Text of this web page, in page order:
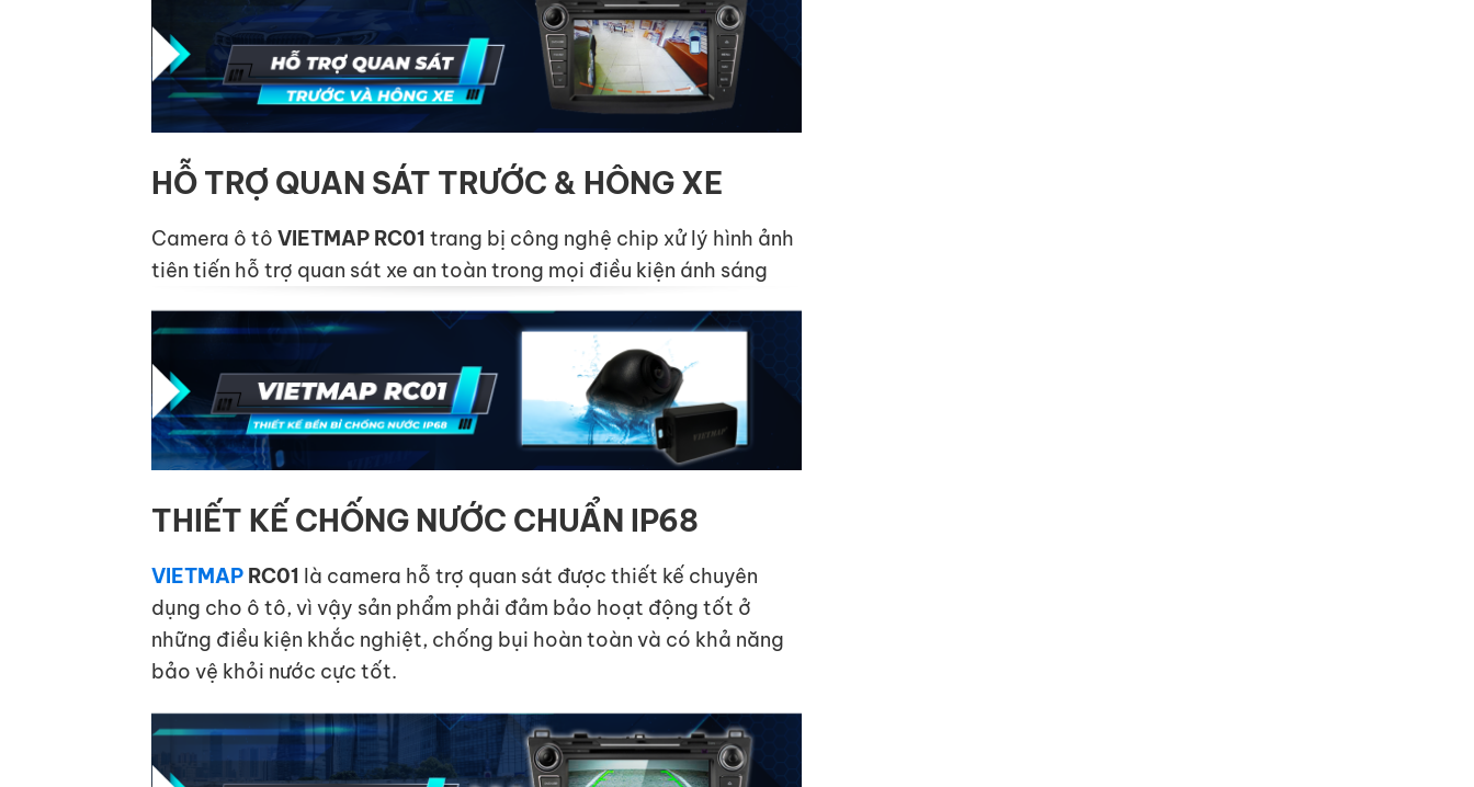
HỖ TRỢ QUAN SÁT TRƯỚC & HÔNG XE
Camera ô tô VIETMAP RC01 trang bị công nghệ chip xử lý hình ảnh
tiên tiến hỗ trợ quan sát xe an toàn trong mọi điều kiện ánh sáng
THIẾT KẾ CHỐNG NƯỚC CHUẨN IP68
VIETMAP RC01 là camera hỗ trợ quan sát được thiết kế chuyên
dụng cho ô tô, vì vậy sản phẩm phải đảm bảo hoạt động tốt ở
những điều kiện khắc nghiệt, chống bụi hoàn toàn và có khả năng
bảo vệ khỏi nước cực tốt.